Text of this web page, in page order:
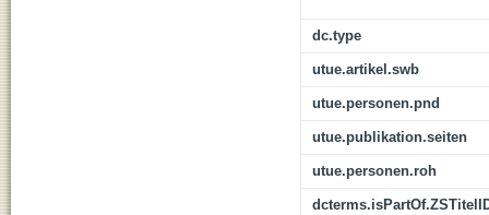
dc.type
utue.artikel.swb
utue.personen.pnd
utue.publikation.seiten
utue.personen.roh